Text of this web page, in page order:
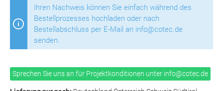
Ihren Nachweis können Sie einfach während des
Bestellprozesses hochladen oder nach
Bestellabschluss per E-Mail an info@cotec.de
senden.
Sprechen Sie uns an für Projektkonditionen unter info@cotec.de